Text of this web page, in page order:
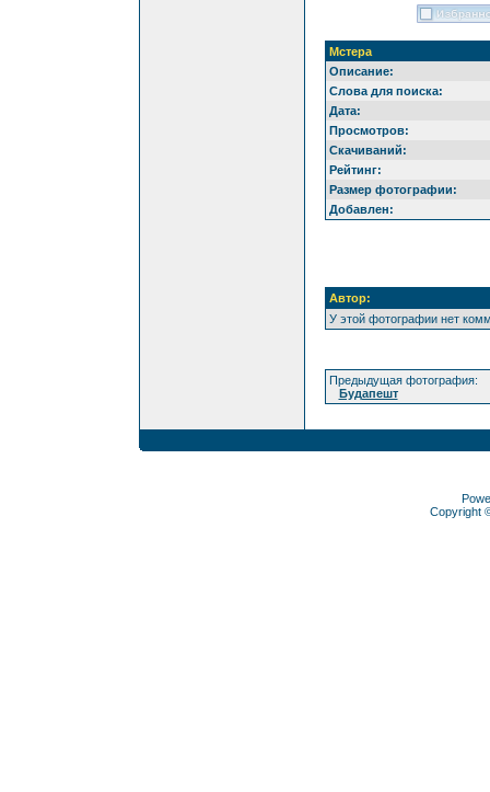
Мстера
Описание:
Слова для поиска:
Дата:
Просмотров:
Скачиваний:
Рейтинг:
Размер фотографии:
Добавлен:
Автор:
У этой фотографии нет
Предыдущая фотография:
Будапешт
Copyright